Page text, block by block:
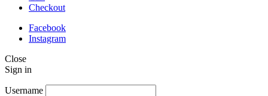
Checkout
Facebook
Instagram
Close
Sign in
Username